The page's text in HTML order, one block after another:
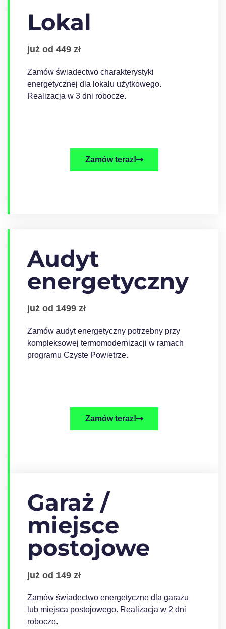
Lokal
już od 449 zł
Zamów świadectwo charakterystyki
energetycznej dla lokalu użytkowego.
Realizacja w 3 dni robocze.
Zamów teraz!
Audyt
energetyczny
już od 1499 zł
Zamów audyt energetyczny potrzebny przy
kompleksowej termomodernizacji w ramach
programu Czyste Powietrze.
Zamów teraz!
Garaż /
miejsce
postojowe
już od 149 zł
Zamów świadectwo energetyczne dla garażu
lub miejsca postojowego. Realizacja w 2 dni
robocze.